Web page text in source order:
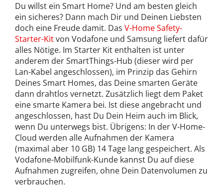
Du willst ein Smart Home? Und am besten gleich
ein sicheres? Dann mach Dir und Deinen Liebsten
doch eine Freude damit. Das V-Home Safety-
Starter-Kitvon Vodafone und Samsung liefert dafür
alles Nötige. Im Starter Kit enthalten ist unter
anderem der SmartThings-Hub (dieser wird per
Lan-Kabel angeschlossen), im Prinzip das Gehirn
Deines Smart Homes, das Deine smarten Geräte
dann drahtlos vernetzt. Zusätzlich liegt dem Paket
eine smarte Kamera bei. Ist diese angebracht und
angeschlossen, hast Du Dein Heim auch im Blick,
wenn Du unterwegs bist. Übrigens: In der V-Home-
Cloud werden alle Aufnahmen der Kamera
(maximal aber 10 GB) 14 Tage lang gespeichert. Als
Vodafone-Mobilfunk-Kunde kannst Du auf diese
Aufnahmen zugreifen, ohne Dein Datenvolumen zu
verbrauchen.